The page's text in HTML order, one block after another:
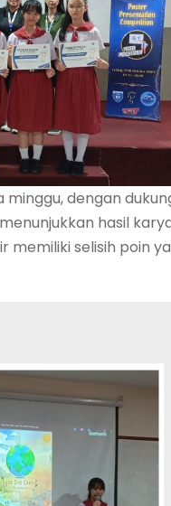
dengan
hasil
selisih poin